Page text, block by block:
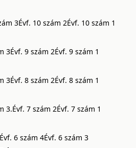
3Évf. 10 szám 2Évf. 10 szám 1
3Évf. 9 szám 2Évf. 9 szám 1
3Évf. 8 szám 2Évf. 8 szám 1
3.Évf. 7 szám 2Évf. 7 szám 1
Évf. 6 szám 4Évf. 6 szám 3